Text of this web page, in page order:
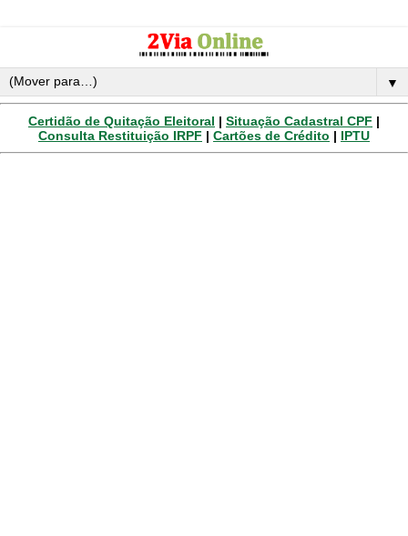
▼
Certidão de Quitação Eleitoral | Situação Cadastral CPF |
Consulta Restituição IRPF | Cartões de Crédito | IPTU